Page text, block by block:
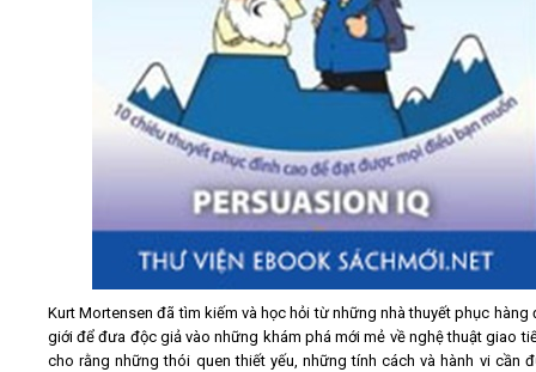
Kurt Mortensen đã tìm kiếm và học hỏi từ những nhà thuyết phục hàng
giới để đưa độc giả vào những khám phá mới mẻ về nghệ thuật giao
cho rằng những thói quen thiết yếu, những tính cách và hành vi cần